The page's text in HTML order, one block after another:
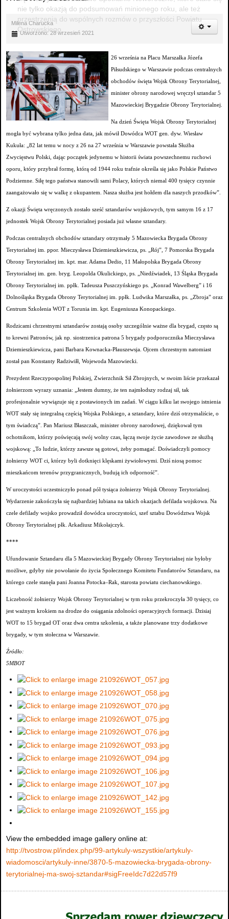
nie tylko okazją do podsumowań minionego roku, ale też
przestrzenią do wspólnych rozmów o przyszłości Powiatu
Ostrowskiego.
Milena Charucka
Utworzono: 28 wrzesień 2021
26 września na Placu Marszałka Józefa
Piłsudskiego w Warszawie podczas centralnych
obchodów święta Wojsk Obrony Terytorialnej,
minister obrony narodowej wręczył sztandar 5
Mazowieckiej Brygadzie Obrony Terytorialnej.
Na dzień Święta Wojsk Obrony Terytorialnej
mogła być wybrana tylko jedna data, jak mówił Dowódca WOT gen. dyw. Wiesław
Kukuła: „82 lat temu w nocy z 26 na 27 września w Warszawie powstała Służba
Zwycięstwu Polski, dając początek jedynemu w historii świata powszechnemu ruchowi
oporu, który przybrał formę, którą od 1944 roku trafnie określa się jako Polskie Państwo
Podziemne. Siłę tego państwa stanowili sami Polacy, których niemal 400 tysięcy czynnie
zaangażowało się w walkę z okupantem. Nasza służba jest hołdem dla naszych przodków”.
Z okazji Święta wręczonych zostało sześć sztandarów wojskowych, tym samym 16 z 17
jednostek Wojsk Obrony Terytorialnej posiada już własne sztandary.
Podczas centralnych obchodów sztandary otrzymały 5 Mazowiecka Brygada Obrony
Terytorialnej im. ppor. Mieczysława Dziemieszkiewicza, ps. „Rój”, 7 Pomorska Brygada
Obrony Terytorialnej im. kpt. mar. Adama Dedio, 11 Małopolska Brygada Obrony
Terytorialnej im. gen. bryg. Leopolda Okulickiego, ps. „Niedźwiadek, 13 Śląska Brygada
Obrony Terytorialnej im. ppłk. Tadeusza Puszczyńskiego ps. „Konrad Wawelberg” i 16
Dolnośląska Brygada Obrony Terytorialnej im. ppłk. Ludwika Marszałka, ps. „Zbroja” oraz
Centrum Szkolenia WOT z Torunia im. kpt. Eugeniusza Konopackiego.
Rodzicami chrzestnymi sztandarów zostają osoby szczególnie ważne dla brygad, często są
to krewni Patronów, jak np. siostrzenica patrona 5 brygady podporucznika Mieczysława
Dziemieszkiewicza, pani Barbara Kownacka-Płauszewsja. Ojcem chrzestnym natomiast
został pan Konstanty Radziwiłł, Wojewoda Mazowiecki.
Prezydent Rzeczypospolitej Polskiej, Zwierzchnik Sił Zbrojnych, w swoim liście przekazał
żołnierzom wyrazy uznania: „Jestem dumny, że ten najmłodszy rodzaj sił, tak
profesjonalnie wywiązuje się z postawionych im zadań. W ciągu kilku lat swojego istnienia
WOT stały się integralną częścią Wojska Polskiego, a sztandary, które dziś otrzymaliście, o
tym świadczą”. Pan Mariusz Błaszczak, minister obrony narodowej, dziękował tym
ochotnikom, którzy poświęcają swój wolny czas, łączą swoje życie zawodowe ze służbą
wojskową: „To ludzie, którzy zawsze są gotowi, żeby pomagać. Doświadczyli pomocy
żołnierzy WOT ci, którzy byli dotknięci klęskami żywiołowymi. Dziś niosą pomoc
mieszkańcom terenów przygranicznych, budują ich odporność”.
W uroczystości uczestniczyło ponad pół tysiąca żołnierzy Wojsk Obrony Terytorialnej.
Wydarzenie zakończyła się najbardziej lubiana na takich okazjach defilada wojskowa. Na
czele defilady wojsko prowadził dowódca uroczystości, szef sztabu Dowództwa Wojsk
Obrony Terytorialnej płk. Arkadiusz Mikołajczyk.
****
Ufundowanie Sztandaru dla 5 Mazowieckiej Brygady Obrony Terytorialnej nie byłoby
możliwe, gdyby nie powołanie do życia Społecznego Komitetu Fundatorów Sztandaru, na
którego czele stanęła pani Joanna Potocka–Rak, starosta powiatu ciechanowskiego.
Liczebność żołnierzy Wojsk Obrony Terytorialnej w tym roku przekroczyła 30 tysięcy, co
jest ważnym krokiem na drodze do osiągania zdolności operacyjnych formacji. Dzisiaj
WOT to 15 brygad OT oraz dwa centra szkolenia, a także planowane trzy dodatkowe
brygady, w tym stołeczna w Warszawie.
Źródło:
5MBOT
View the embedded image gallery online at:
http://tvostrow.pl/index.php/99-artykuly-wszystkie/artykuly-
wiadomosci/artykuly-inne/3870-5-mazowiecka-brygada-obrony-
terytorialnej-ma-swoj-sztandar#sigFreeIdc7d22d57f9